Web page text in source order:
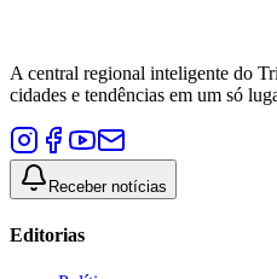
A central regional inteligente do
cidades e tendências em um só
Receber notícias
Editorias